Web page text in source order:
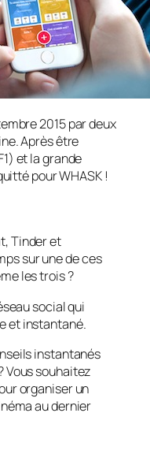
2015 par deux
Après être
et la grande
pour WHASK !
Tinder et
sur une de ces
les trois ?
social qui
et instantané.
instantanés
Vous souhaitez
organiser un
au dernier